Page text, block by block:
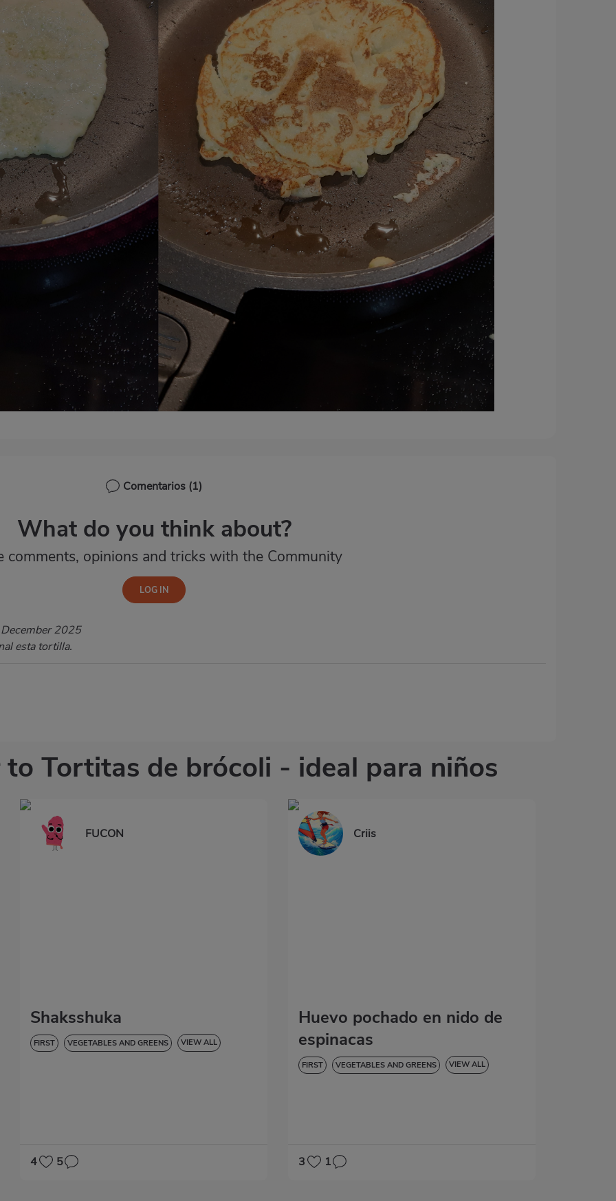
Comentarios (1)
What do you think about?
comments, opinions and tricks with the Community
2025
esta tortilla.
to Tortitas de brócoli - ideal para niños
FUCON
Shaksshuka
FIRST VEGETABLES AND GREENS VIEW ALL
4 5
Criis
Huevo pochado en nido de
espinacas
FIRST VEGETABLES AND GREENS VIEW ALL
3 1